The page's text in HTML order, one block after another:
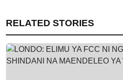
RELATED STORIES